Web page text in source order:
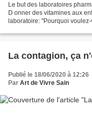
Le but des laboratoires
D onner des vitamines aux
laboratoire: "Pourquoi
La contagion, ça
Publié le 18/06/2020 à 12:26
Par Art de Vivre Sain